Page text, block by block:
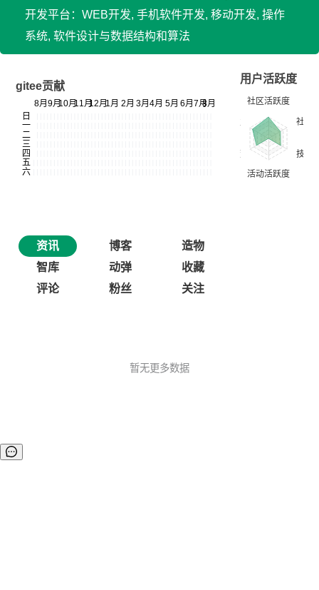
开发平台：WEB开发, 手机软件开发, 移动开发, 操作
系统, 软件设计与数据结构和算法
gitee贡献
用户活跃度
资讯 博客
造物
智库
动弹
收藏
评论
粉丝 关注
暂无更多数据